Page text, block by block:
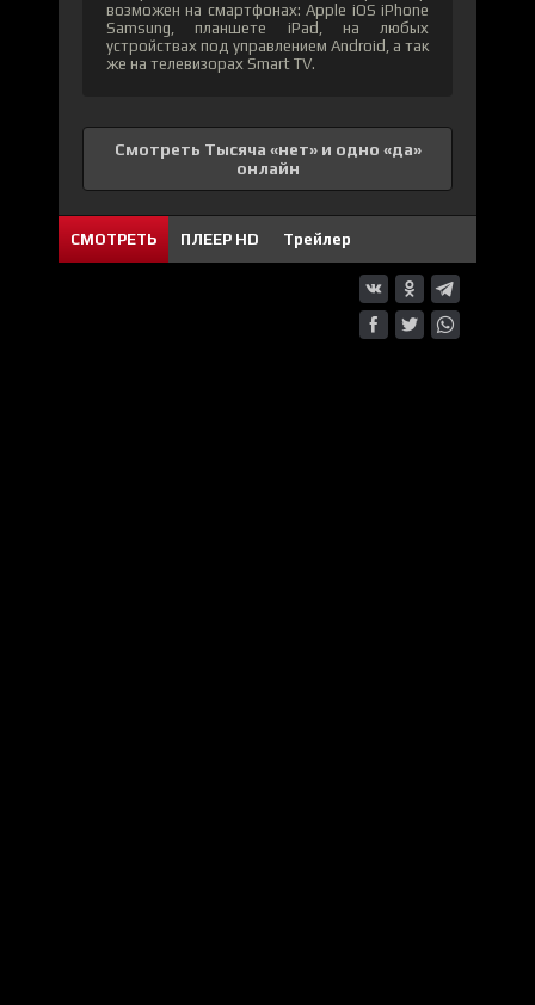
возможен на смартфонах: Apple iOS iPhone
Samsung, планшете iPad, на любых
устройствах под управлением Android, а так
же на телевизорах Smart TV.
Смотреть Тысяча «нет» и одно «да»
онлайн
СМОТРЕТЬ ПЛЕЕР HD Трейлер